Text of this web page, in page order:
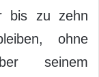
bis zu zehn
ohne
seinem